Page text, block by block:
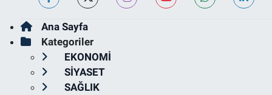
Ana Sayfa
Kategoriler
EKONOMİ
SİYASET
SAĞLIK